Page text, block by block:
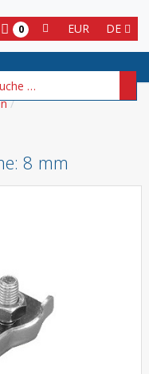
DE
EUR
0
: 8 mm